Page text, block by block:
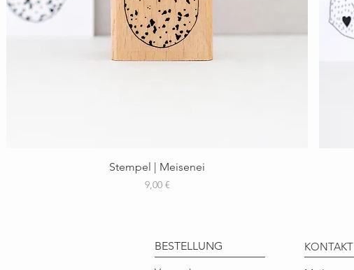
Schnellansicht
Stempel | Meisenei
Preis
9,00 €
BESTELLUNG
KONTAKT